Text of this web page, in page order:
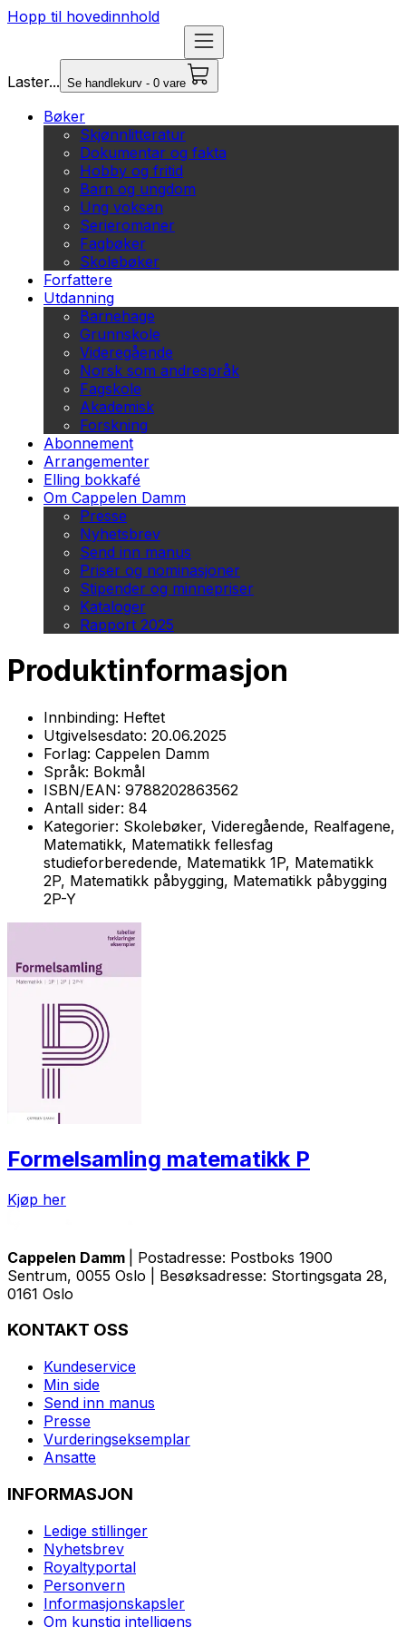
Hopp til hovedinnhold
Laster... Se handlekurv - 0 vare
Bøker
Skjønnlitteratur
Dokumentar og fakta
Hobby og fritid
Barn og ungdom
Ung voksen
Serieromaner
Fagbøker
Skolebøker
Forfattere
Utdanning
Barnehage
Grunnskole
Videregående
Norsk som andrespråk
Fagskole
Akademisk
Forskning
Abonnement
Arrangementer
Elling bokkafé
Om Cappelen Damm
Presse
Nyhetsbrev
Send inn manus
Priser og nominasjoner
Stipender og minnepriser
Kataloger
Rapport 2025
Produktinformasjon
Innbinding: Heftet
Utgivelsesdato: 20.06.2025
Forlag: Cappelen Damm
Språk: Bokmål
ISBN/EAN: 9788202863562
Antall sider: 84
Kategorier: Skolebøker, Videregående, Realfagene,
Matematikk, Matematikk fellesfag
studieforberedende, Matematikk 1P, Matematikk
2P, Matematikk påbygging, Matematikk påbygging
2P-Y
Formelsamling matematikk P
Kjøp her
Cappelen Damm
| Postadresse: Postboks 1900
Sentrum, 0055 Oslo | Besøksadresse: Stortingsgata 28,
0161 Oslo
KONTAKT OSS
Kundeservice
Min side
Send inn manus
Presse
Vurderingseksemplar
Ansatte
INFORMASJON
Ledige stillinger
Nyhetsbrev
Royaltyportal
Personvern
Informasjonskapsler
Om kunstig intelligens